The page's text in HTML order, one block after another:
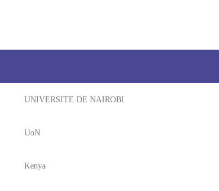
UNIVERSITE DE NAIROBI
UoN
Kenya